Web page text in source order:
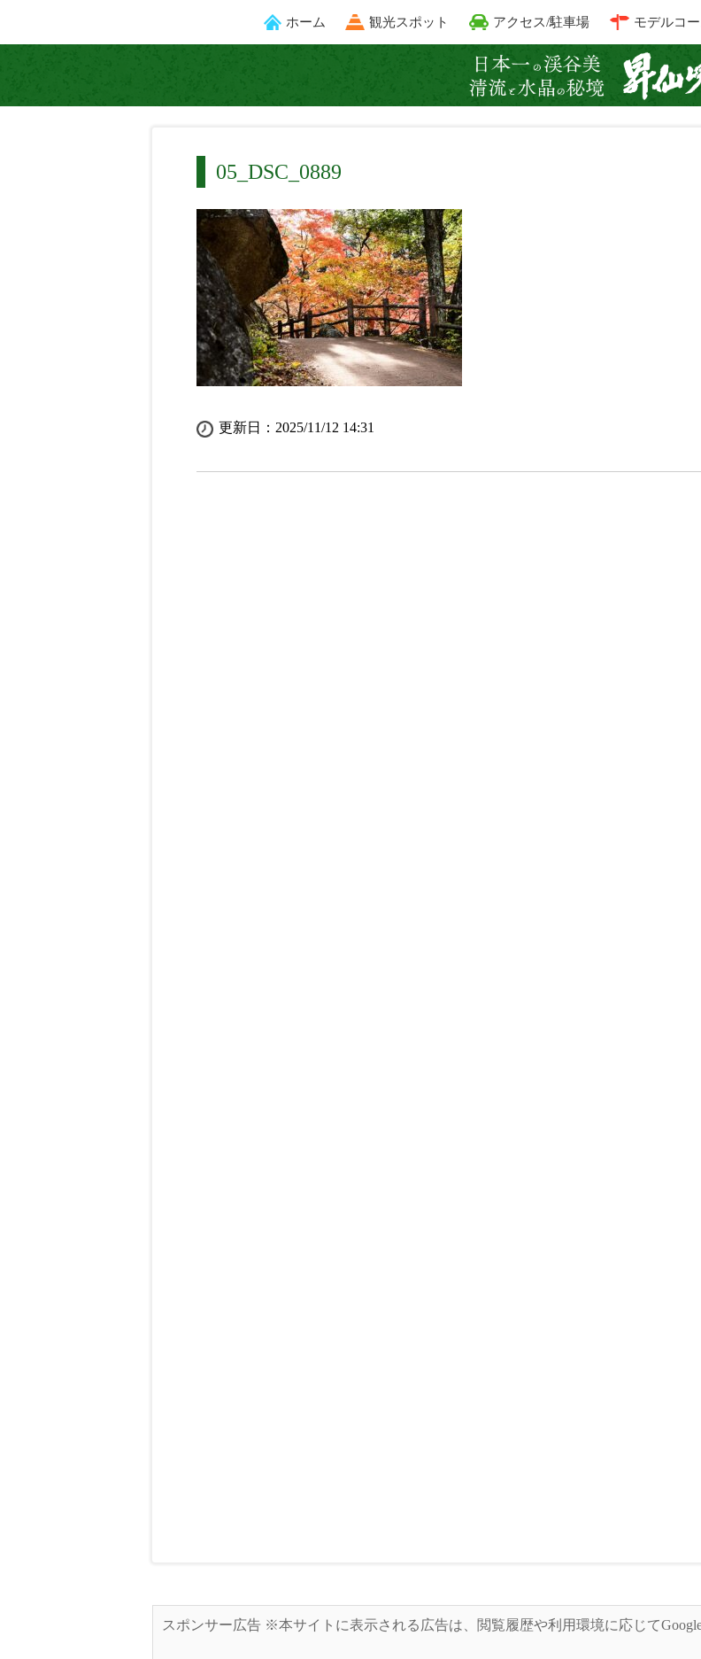
ホーム 観光スポット アクセス/駐車場 モデルコ
05_DSC_0889
更新日：2025/11/12 14:31
スポンサー広告 ※本サイトに表示される広告は、閲覧履歴や利用環境に応じて